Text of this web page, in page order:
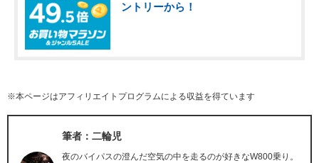
ントリーから！
※本ページはアフィリエイトプログラムによる収益を得ています
筆者：二輪児
夜のバイパスの澄んだ空気の中を走るのが好きなW800乗り。